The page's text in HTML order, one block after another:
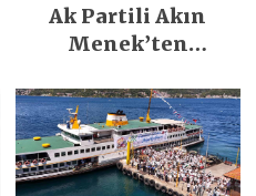
Ak Partili Akın
Menek’ten
heyelan sonrası
kritik uyarı